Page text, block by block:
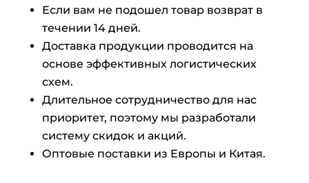
Если вам не подошел товар возврат в
течении 14 дней.
Доставка продукции проводится на
основе эффективных логистических
схем.
Длительное сотрудничество для нас
приоритет, поэтому мы разработали
систему скидок и акций.
Оптовые поставки из Европы и Китая.